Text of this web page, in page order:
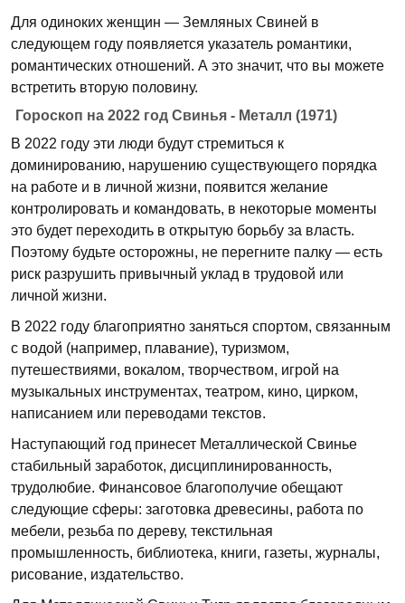
Для одиноких женщин — Земляных Свиней в
следующем году появляется указатель романтики,
романтических отношений. А это значит, что вы можете
встретить вторую половину.
Гороскоп на 2022 год Свинья - Металл (1971)
В 2022 году эти люди будут стремиться к
доминированию, нарушению существующего порядка
на работе и в личной жизни, появится желание
контролировать и командовать, в некоторые моменты
это будет переходить в открытую борьбу за власть.
Поэтому будьте осторожны, не перегните палку — есть
риск разрушить привычный уклад в трудовой или
личной жизни.
В 2022 году благоприятно заняться спортом, связанным
с водой (например, плавание), туризмом,
путешествиями, вокалом, творчеством, игрой на
музыкальных инструментах, театром, кино, цирком,
написанием или переводами текстов.
Наступающий год принесет Металлической Свинье
стабильный заработок, дисциплинированность,
трудолюбие. Финансовое благополучие обещают
следующие сферы: заготовка древесины, работа по
мебели, резьба по дереву, текстильная
промышленность, библиотека, книги, газеты, журналы,
рисование, издательство.